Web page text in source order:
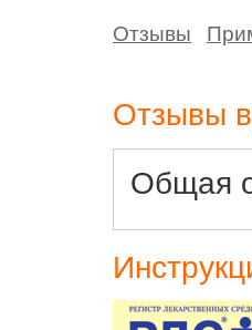
Отзывы
Отзывы
Общая